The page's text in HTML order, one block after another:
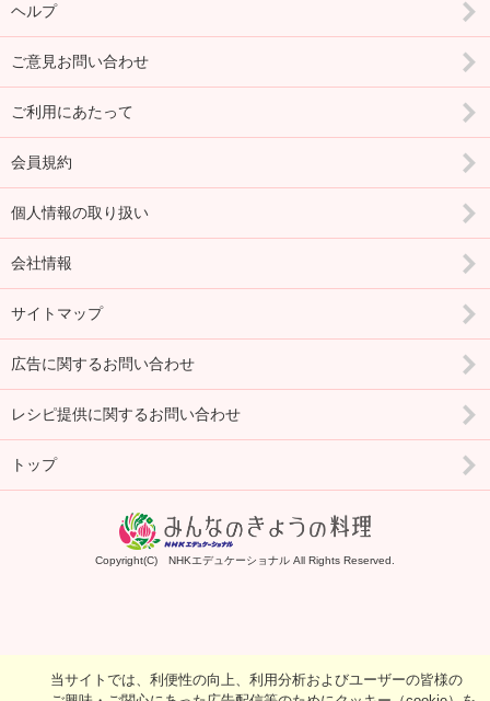
ヘルプ
ご意見お問い合わせ
ご利用にあたって
会員規約
個人情報の取り扱い
会社情報
サイトマップ
広告に関するお問い合わせ
レシピ提供に関するお問い合わせ
トップ
Copyright(C) NHKエデュケーショナル All Rights Reserved.
当サイトでは、利便性の向上、利用分析およびユーザーの皆様の